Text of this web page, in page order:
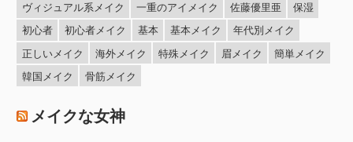
ヴィジュアル系メイク
一重のアイメイク 佐藤優里亜
保湿
初心者
初心者メイク 基本 基本メイク
年代別メイク
正しいメイク
海外メイク 特殊メイク 眉メイク
簡単メイク
韓国メイク
骨筋メイク
メイクな女神